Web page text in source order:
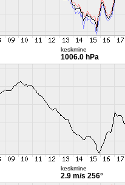
keskmine
1006.0 hPa
keskmine
2.9 m/s 256°